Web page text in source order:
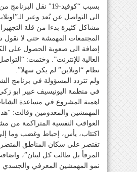
بسبب “كوفيد-19″ نقل
الى التواصل عن بُعد وعبر
مشاكل كثيرة بدءا من قلة
المجتمعات المهمشة حتى لا نقول
إضافة الى صعوبة الحصول على
العالية للإنترنت”. وختمت:
نظام “اونلاين” لم يكن سهلا”.
ولم تتردد المسؤولة في برنامج
في منظمة اليونيسيف عبير ابو زكي
اهمية المشروع في مساعدة
المهمشين والمعدومين وقالت:
العواقب النفسية المتراكمة من
اكتئاب، يأس، إحباط وغضب وما
تقتصر على سكان المناطق
المرفأ بل طالت كل لبنان”،
نمو المهمشين المعرفي والجسدي